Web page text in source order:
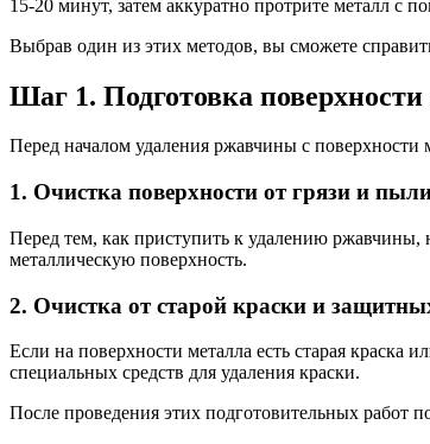
15-20 минут, затем аккуратно протрите металл с
Выбрав один из этих методов, вы сможете
Шаг 1. Подготовка поверхности
Перед началом удаления ржавчины с поверхности
1. Очистка поверхности от грязи и
Перед тем, как приступить к удалению ржавчины,
металлическую поверхность.
2. Очистка от старой краски и
Если на поверхности металла есть старая
специальных средств для удаления краски.
После проведения этих подготовительных работ